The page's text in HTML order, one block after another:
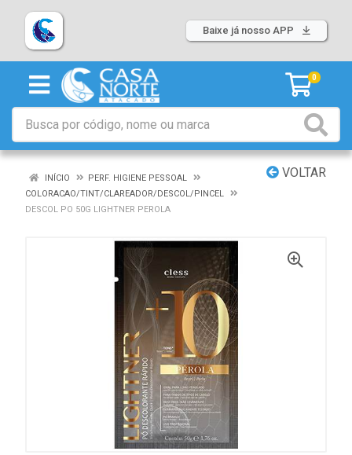
Baixe já nosso APP
0
VOLTAR
INÍCIO
PERF. HIGIENE PESSOAL
COLORACAO/TINT/CLAREADOR/DESCOL/PINCEL
DESCOL PO 50G LIGHTNER PEROLA